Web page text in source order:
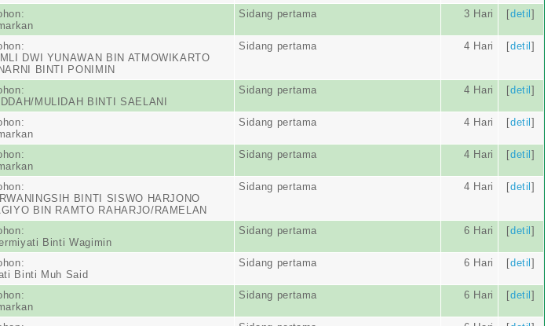
Sidang pertama 3 Hari [detil]
DWI YUNAWAN BIN ATMOWIKARTO
BINTI PONIMIN
Sidang pertama 4 Hari [detil]
MULIDAH BINTI SAELANI
Sidang pertama 4 Hari [detil]
Sidang pertama 4 Hari [detil]
Sidang pertama 4 Hari [detil]
BINTI SISWO HARJONO
BIN RAMTO RAHARJO/RAMELAN
Sidang pertama 4 Hari [detil]
Binti Wagimin
Sidang pertama 6 Hari [detil]
Binti Muh Said
Sidang pertama 6 Hari [detil]
Sidang pertama 6 Hari [detil]